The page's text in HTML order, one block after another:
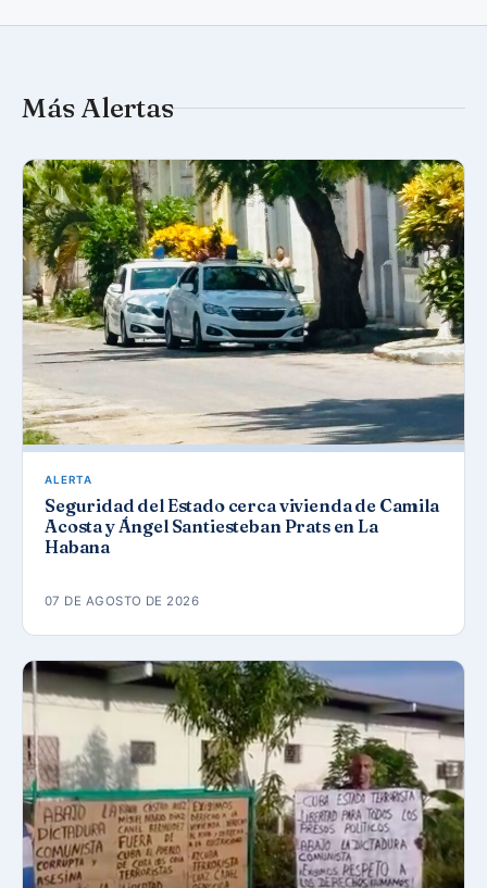
Más Alertas
ALERTA
Seguridad del Estado cerca vivienda de Camila
Acosta y Ángel Santiesteban Prats en La
Habana
07 DE AGOSTO DE 2026